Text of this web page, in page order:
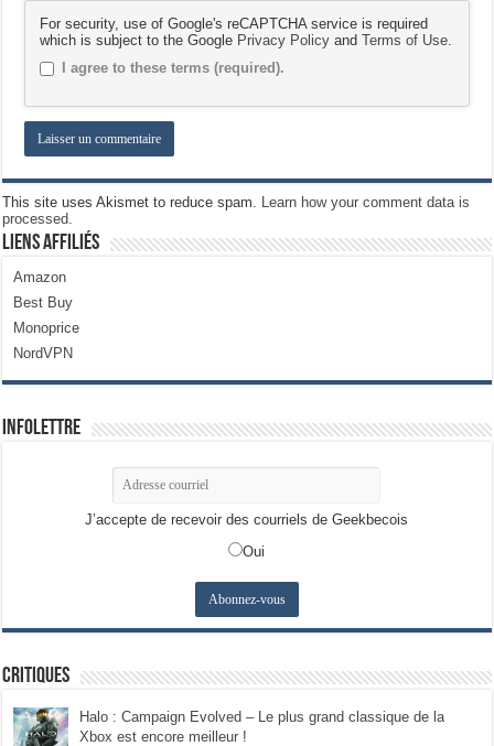
For security, use of Google's reCAPTCHA service is required
which is subject to the Google Privacy Policy andTerms of Use
I agree to these terms (required).
This site uses Akismet to reduce spam.
Learn how your comment data is
processed.
Liens Affiliés
Amazon
Best Buy
Monoprice
NordVPN
Infolettre
J’accepte de recevoir des courriels de Geekbecois
Oui
Critiques
Halo : Campaign Evolved – Le plus grand classique de la
Xbox est encore meilleur !